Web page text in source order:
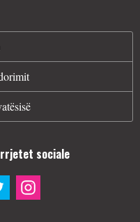
rrjetet sociale